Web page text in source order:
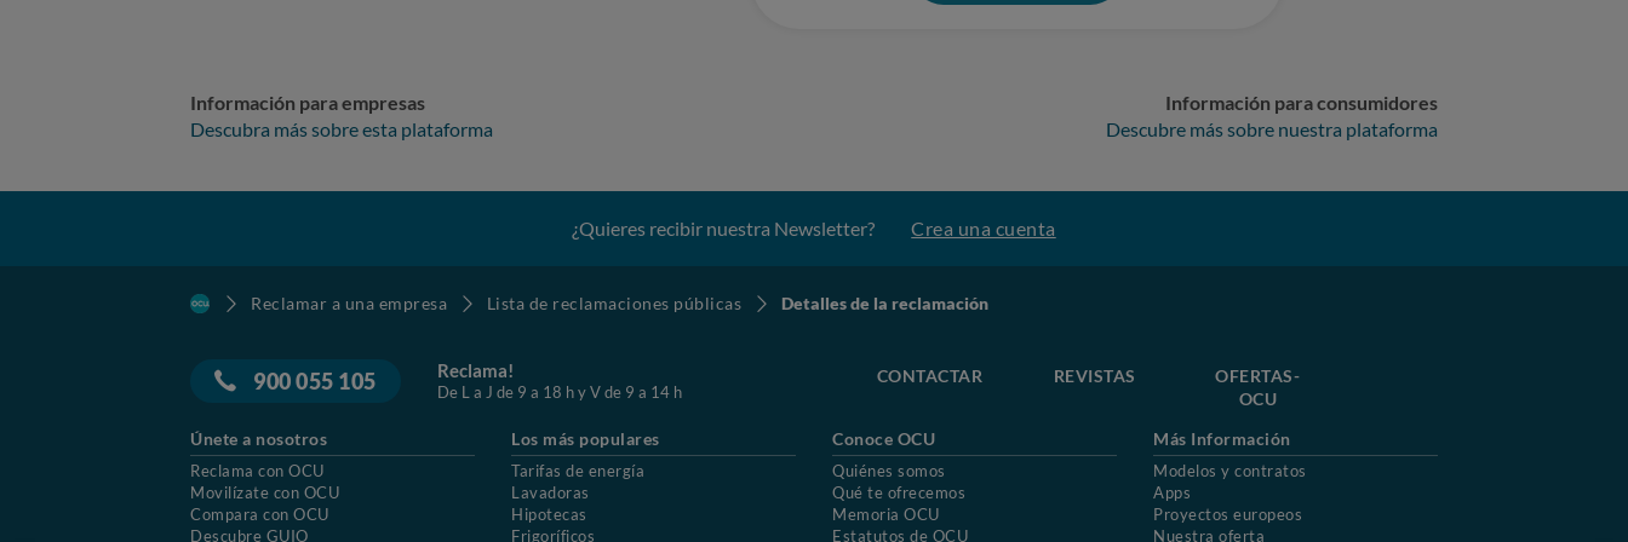
Información para empresas
Descubra más sobre esta plataforma
Información para consumidores
Descubre más sobre nuestra plataforma
¿Quieres recibir nuestra Newsletter? Crea una cuenta
Reclamar a una empresa Lista de reclamaciones públicas Detalles de la reclamación
900 055 105 Reclama!
De L a J de 9 a 18 h y V de 9 a 14 h
CONTACTAR REVISTAS
OFERTAS-
OCU
Únete a nosotros
Reclama con OCU
Movilízate con OCU
Compara con OCU
Descubre GUIO
Los más populares
Tarifas de energía
Lavadoras
Hipotecas
Frigoríficos
Conoce OCU
Quiénes somos
Qué te ofrecemos
Memoria OCU
Estatutos de OCU
Más Información
Modelos y contratos
Apps
Proyectos europeos
Nuestra oferta